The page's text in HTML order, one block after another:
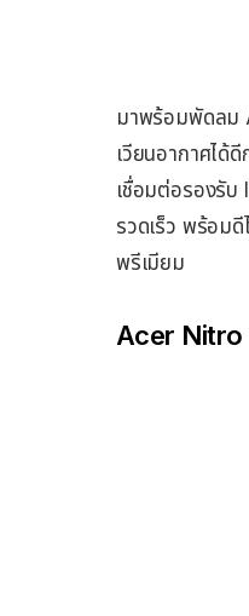
มาพร้อมพัดลม
เวียนอากาศได้
เชื่อมต่อรองรั
รวดเร็ว พร้อม
พรีเมียม
Acer Nitro